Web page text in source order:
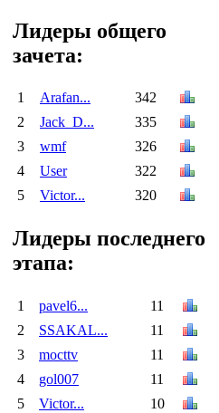
Лидеры общего
зачета:
1 Arafan...
342
2
Jack_D...
335
3
wmf
326
4
User
322
5
Victor... 320
Лидеры последнего
этапа:
1 pavel6...
11
2
SSAKAL...
11
3
mocttv
11
4
gol007
11
5
Victor... 10